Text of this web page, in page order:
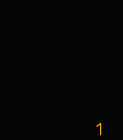
1